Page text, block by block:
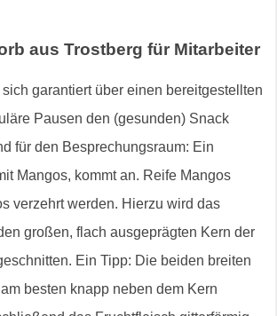
aus Trostberg für Mitarbeiter
garantiert über einen bereitgestellten
Pausen den (gesunden) Snack
für den Besprechungsraum: Ein
Mangos, kommt an. Reife Mangos
verzehrt werden. Hierzu wird das
großen, flach ausgeprägten Kern der
Ein Tipp: Die beiden breiten
besten knapp neben dem Kern